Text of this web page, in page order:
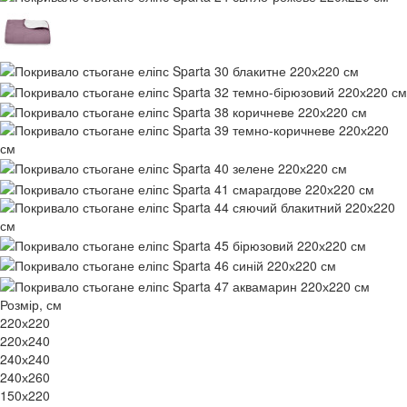
Розмір, см
220х220
220х240
240х240
240х260
150х220